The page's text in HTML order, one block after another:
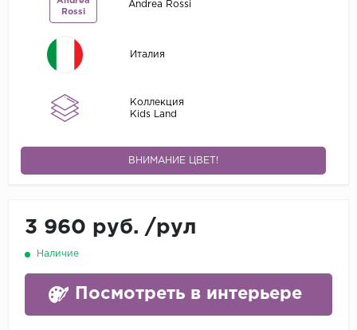
Rossi
Andrea Rossi
Италия
Коллекция
Kids Land
ВНИМАНИЕ ЦВЕТ!
3 960 руб. /рул
Наличие
Посмотреть в интерьере